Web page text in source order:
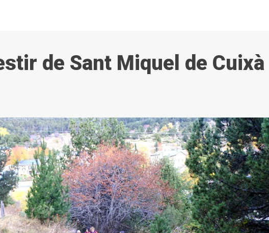
de Sant Miquel de Cuixà